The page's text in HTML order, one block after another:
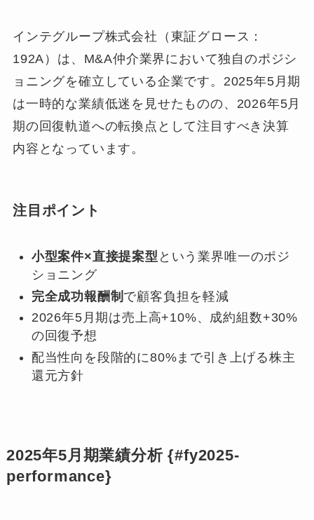
インテグループ株式会社（東証グロース：
192A）は、M&A仲介業界において独自のポジシ
ョニングを確立している企業です。2025年5月期
は一時的な業績低迷を見せたものの、2026年5月
期の回復軌道への転換点として注目すべき決算
内容となっています。
注目ポイント
小型案件×直接提案型 という業界唯一のポジ
ショニング
完全成功報酬制 で顧客負担を軽減
2026年5月期は売上高+10%、成約組数+30%
の回復予想
配当性向を段階的に80%まで引き上げる株主
還元方針
2025年5月期業績分析 {#fy2025-
performance}